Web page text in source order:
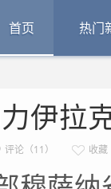
首页 热门
伊拉
评论（11） 收藏